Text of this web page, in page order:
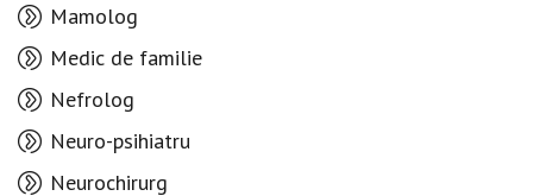
Mamolog
Medic de familie
Nefrolog
Neuro-psihiatru
Neurochirurg